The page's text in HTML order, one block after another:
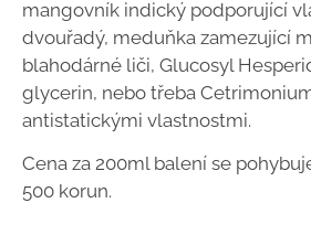
mangovník indický podporující
dvouřadý, meduňka zamezující
blahodárné liči, Glucosyl
glycerin, nebo třeba
antistatickými vlastnostmi.
Cena za 200ml balení se
500 korun.